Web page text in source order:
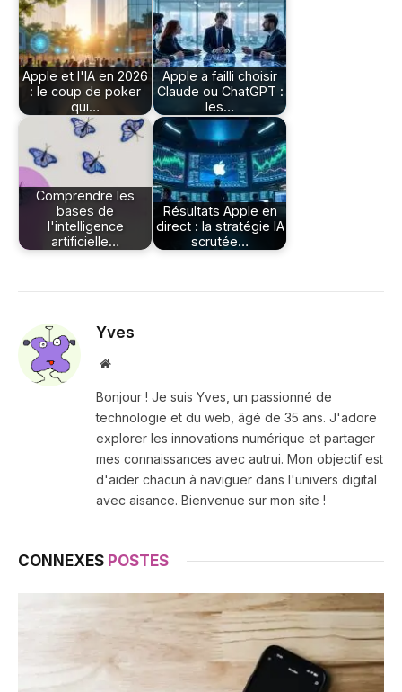
Apple et l'IA en 2026
: le coup de poker
qui…
Apple a failli choisir
Claude ou ChatGPT :
les…
Comprendre les
bases de
l'intelligence
artificielle…
Résultats Apple en
direct : la stratégie IA
scrutée…
Yves
Site
Bonjour ! Je suis Yves, un passionné de
technologie et du web, âgé de 35 ans. J'adore
explorer les innovations numérique et partager
mes connaissances avec autrui. Mon objectif est
d'aider chacun à naviguer dans l'univers digital
avec aisance. Bienvenue sur mon site !
CONNEXES POSTES